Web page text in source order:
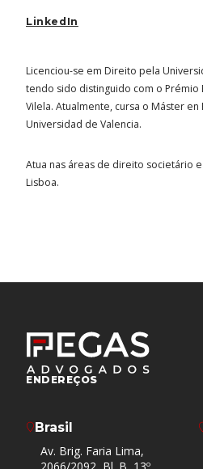
LinkedIn
Licenciou-se em Direito pela
tendo sido distinguido com o Prémio
Vilela. Atualmente, cursa o Máster
Universidad de Valencia.
Atua nas áreas de direito societário
Lisboa.
ENDEREÇOS
Brasil
Av. Brig. Faria Lima,